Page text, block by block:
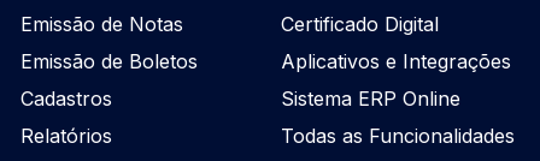
Emissão de Notas
Emissão de Boletos
Cadastros
Relatórios
Certificado Digital
Aplicativos e Integrações
Sistema ERP Online
Todas as Funcionalidades